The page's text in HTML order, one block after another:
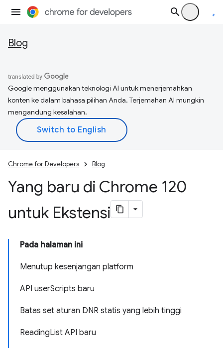
Blog
Google menggunakan teknologi AI untuk menerjemahkan
konten ke dalam bahasa pilihan Anda. Terjemahan AI mungkin
mengandung kesalahan.
Chrome for Developers Blog
Yang baru di Chrome 120
untuk Ekstensi
Pada halaman ini
Menutup kesenjangan platform
API userScripts baru
Batas set aturan DNR statis yang lebih tinggi
ReadingList API baru